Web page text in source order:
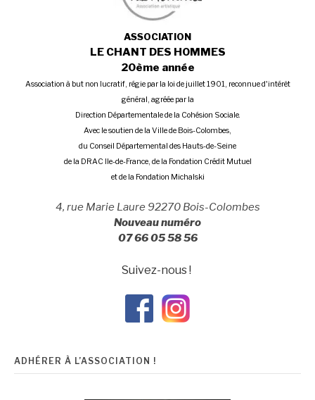
ASSOCIATION
LE CHANT DES HOMMES
20ème année
Association à but non lucratif, régie par la loi de juillet 1901, reconnue d'intérêt
général, agréée par la
Direction Départementale de la Cohésion Sociale.
Avec le soutien de la Ville de Bois-Colombes,
du Conseil Départemental des Hauts-de-Seine
de la DRAC Ile-de-France, de la Fondation Crédit Mutuel
et de la Fondation Michalski
4, rue Marie Laure 92270 Bois-Colombes
Nouveau numéro
07 66 05 58 56
Suivez-nous !
ADHÉRER À L’ASSOCIATION !